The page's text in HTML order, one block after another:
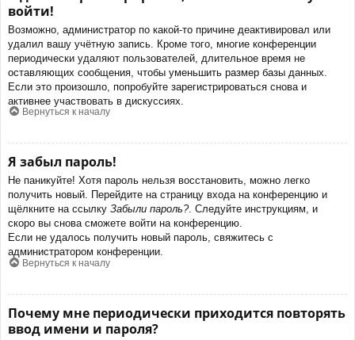
войти!
Возможно, администратор по какой-то причине деактивировал или
удалил вашу учётную запись. Кроме того, многие конференции
периодически удаляют пользователей, длительное время не
оставляющих сообщения, чтобы уменьшить размер базы данных.
Если это произошло, попробуйте зарегистрироваться снова и
активнее участвовать в дискуссиях.
Вернуться к началу
Я забыл пароль!
Не паникуйте! Хотя пароль нельзя восстановить, можно легко
получить новый. Перейдите на страницу входа на конференцию и
щёлкните на ссылку Забыли пароль?. Следуйте инструкциям, и
скоро вы снова сможете войти на конференцию.
Если не удалось получить новый пароль, свяжитесь с
администратором конференции.
Вернуться к началу
Почему мне периодически приходится повторять
ввод имени и пароля?